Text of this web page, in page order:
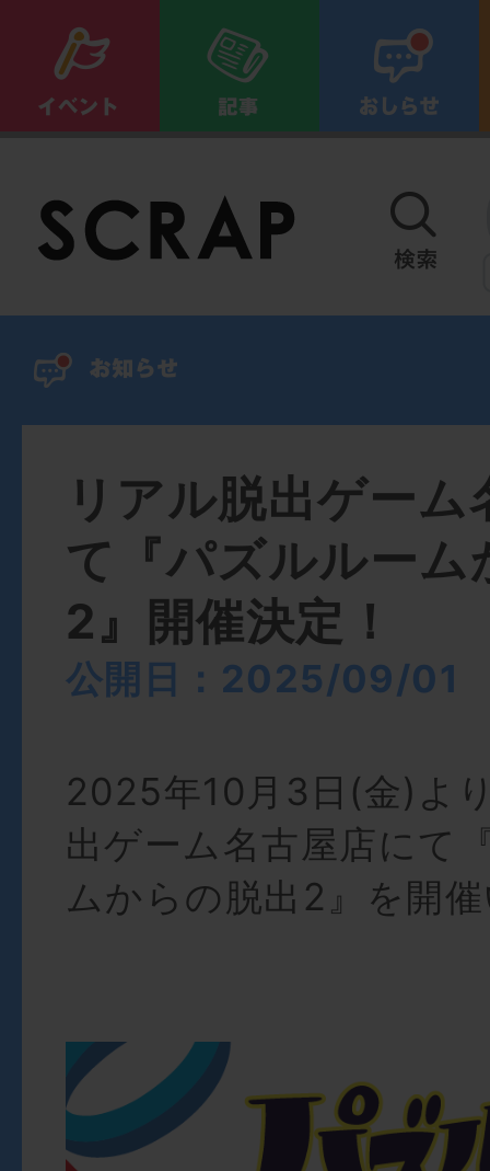
リアル脱出ゲーム
て『パズルルーム
2』開催決定！
公開日：2025/09/01
2025年10月3日(金)よ
出ゲーム名古屋店にて
ムからの脱出2』を開